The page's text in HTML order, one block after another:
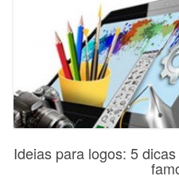
Ideias para logos: 5